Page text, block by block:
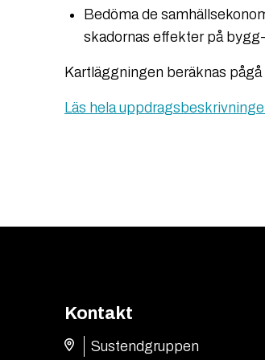
Bedöma de
skadornas effekter på
Kartläggningen beräknas
Läs hela
Kontakt
Sustendgruppen